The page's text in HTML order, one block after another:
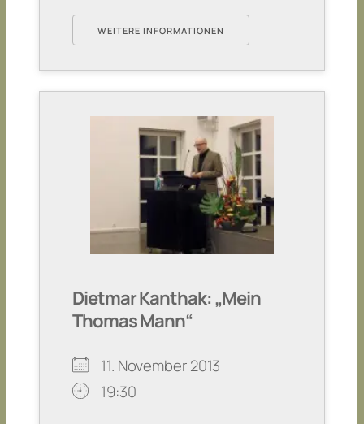
WEITERE INFORMATIONEN
Dietmar Kanthak: „Mein
Thomas Mann“
11. November 2013
19:30